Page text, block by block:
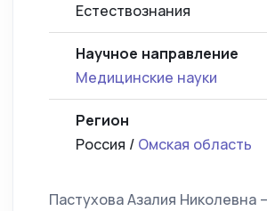
Естествознания
Научное направление
Медицинские науки
Регион
Россия / Омская область
Пастухова Азалия Николевна